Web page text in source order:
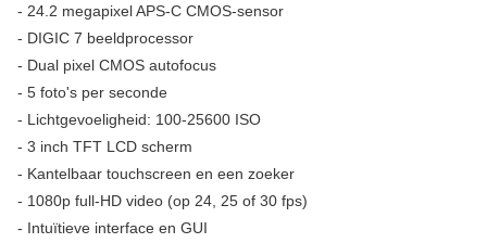
- 24.2 megapixel APS-C CMOS-sensor
- DIGIC 7 beeldprocessor
- Dual pixel CMOS autofocus
- 5 foto's per seconde
- Lichtgevoeligheid: 100-25600 ISO
- 3 inch TFT LCD scherm
- Kantelbaar touchscreen en een zoeker
- 1080p full-HD video (op 24, 25 of 30 fps)
- Intuïtieve interface en GUI